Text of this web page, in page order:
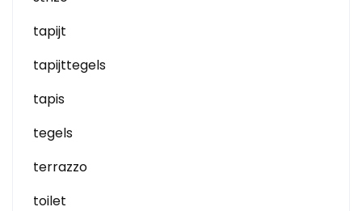
tapijt
tapijttegels
tapis
tegels
terrazzo
toilet